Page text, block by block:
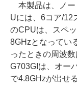
本製品は、ノー
Uには、6コア/12
のCPUは、スペ
8GHzとなってい
ったときの周波
G703GIは、オー
で4.8GHzが出せ